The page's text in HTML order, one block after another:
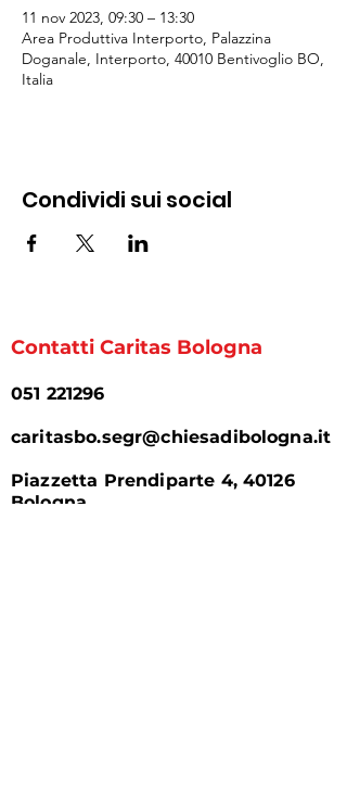
11 nov 2023, 09:30 – 13:30
Area Produttiva Interporto, Palazzina
Doganale, Interporto, 40010 Bentivoglio BO,
Italia
Condividi sui social
Contatti Caritas Bologna
051 221296
caritasbo.segr@chiesadibologna.it
Piazzetta Prendiparte 4, 40126
Bologna